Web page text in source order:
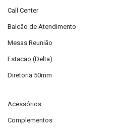
Call Center
Balcão de Atendimento
Mesas Reunião
Estacao (Delta)
Diretoria 50mm
Acessórios
Complementos